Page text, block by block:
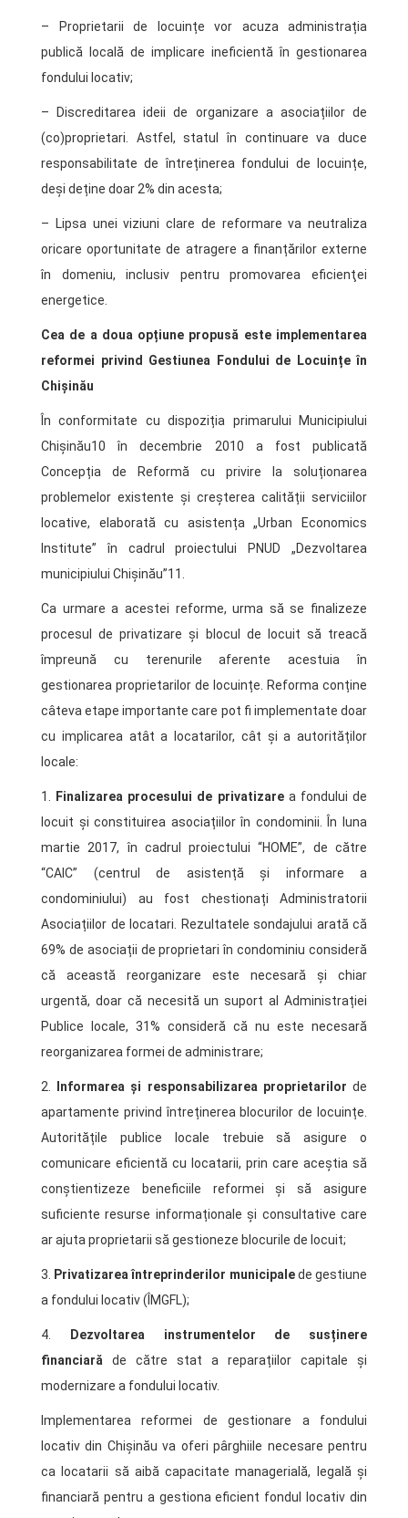
– Proprietarii de locuințe vor acuza administrația
publică locală de implicare ineficientă în gestionarea
fondului locativ;
– Discreditarea ideii de organizare a asociațiilor de
(co)proprietari. Astfel, statul în continuare va duce
responsabilitate de întreținerea fondului de locuințe,
deși deține doar 2% din acesta;
– Lipsa unei viziuni clare de reformare va neutraliza
oricare oportunitate de atragere a finanțărilor externe
în domeniu, inclusiv pentru promovarea eficienţei
energetice.
Cea de a doua opțiune propusă este implementarea
reformei privind Gestiunea Fondului de Locuințe în
Chișinău
În conformitate cu dispoziția primarului Municipiului
Chișinău10 în decembrie 2010 a fost publicată
Concepția de Reformă cu privire la soluționarea
problemelor existente și creșterea calității serviciilor
locative, elaborată cu asistența „Urban Economics
Institute” în cadrul proiectului PNUD „Dezvoltarea
municipiului Chișinău”11.
Ca urmare a acestei reforme, urma să se finalizeze
procesul de privatizare și blocul de locuit să treacă
împreună cu terenurile aferente acestuia în
gestionarea proprietarilor de locuințe. Reforma conține
câteva etape importante care pot fi implementate doar
cu implicarea atât a locatarilor, cât și a autorităților
locale:
1. Finalizarea procesului de privatizarea fondului de
locuit și constituirea asociațiilor în condominii. În luna
martie 2017, în cadrul proiectului “HOME”, de către
“CAIC” (centrul de asistență și informare a
condominiului) au fost chestionați Administratorii
Asociațiilor de locatari. Rezultatele sondajului arată că
69% de asociații de proprietari în condominiu consideră
că această reorganizare este necesară și chiar
urgentă, doar că necesită un suport al Administrației
Publice locale, 31% consideră că nu este necesară
reorganizarea formei de administrare;
2. Informarea și responsabilizarea proprietarilor de
apartamente privind întreținerea blocurilor de locuințe.
Autoritățile publice locale trebuie să asigure o
comunicare eficientă cu locatarii, prin care aceștia să
conștientizeze beneficiile reformei și să asigure
suficiente resurse informaționale și consultative care
ar ajuta proprietarii să gestioneze blocurile de locuit;
3. Privatizarea întreprinderilor municipalede gestiune
a fondului locativ (ÎMGFL);
4. Dezvoltarea instrumentelor de susținere
financiară de către stat a reparațiilor capitale și
modernizare a fondului locativ.
Implementarea reformei de gestionare a fondului
locativ din Chișinău va oferi pârghiile necesare pentru
ca locatarii să aibă capacitate managerială, legală și
financiară pentru a gestiona eficient fondul locativ din